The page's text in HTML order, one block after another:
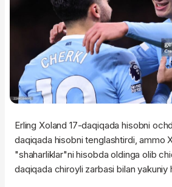
Erling Xoland 17-daqiqada hisobni
daqiqada hisobni tenglashtirdi, ammo
"shaharliklar"ni hisobda oldinga olib
daqiqada chiroyli zarbasi bilan yakuniy